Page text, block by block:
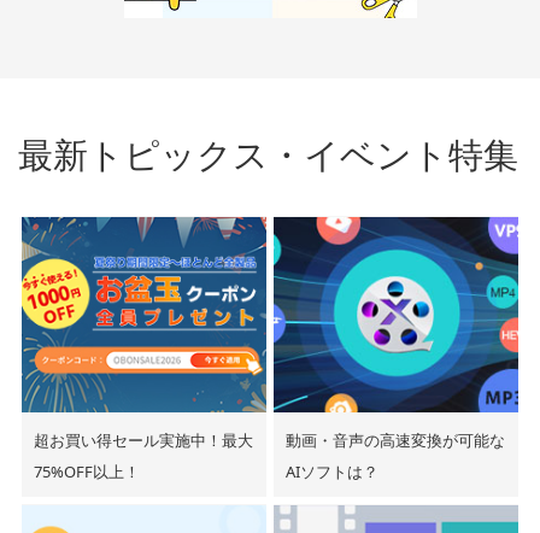
最新トピックス・イベント特集
超お買い得セール実施中！最大
75%OFF以上！
動画・音声の高速変換が可能な
AIソフトは？